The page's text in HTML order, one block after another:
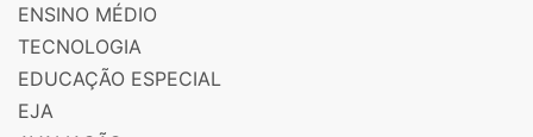
ENSINO MÉDIO
TECNOLOGIA
EDUCAÇÃO ESPECIAL
EJA